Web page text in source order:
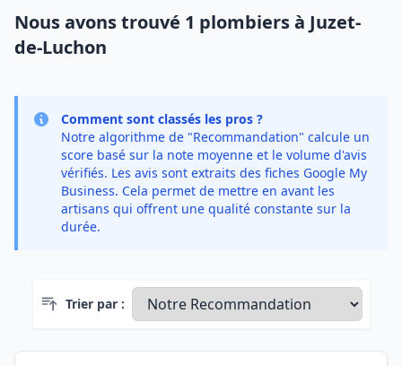
Nous avons trouvé 1 plombiers à Juzet-
de-Luchon
Comment sont classés les pros ?
Notre algorithme de "Recommandation" calcule un
score basé sur la note moyenne et le volume d'avis
vérifiés. Les avis sont extraits des fiches Google My
Business. Cela permet de mettre en avant les
artisans qui offrent une qualité constante sur la
durée.
Trier par :